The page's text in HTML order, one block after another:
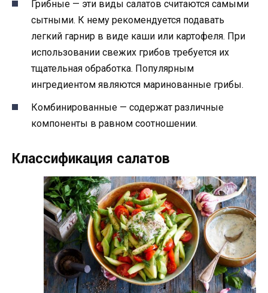
Грибные — эти виды салатов считаются самыми
сытными. К нему рекомендуется подавать
легкий гарнир в виде каши или картофеля. При
использовании свежих грибов требуется их
тщательная обработка. Популярным
ингредиентом являются маринованные грибы.
Комбинированные — содержат различные
компоненты в равном соотношении.
Классификация салатов